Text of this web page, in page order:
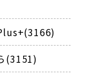
(3151)